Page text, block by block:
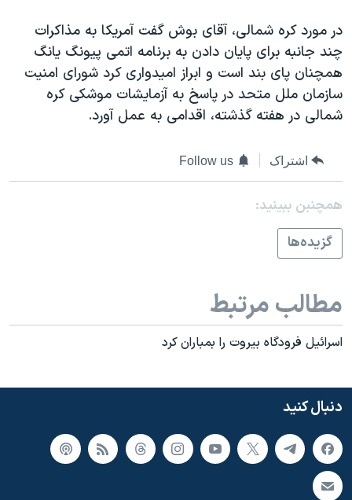
دادگاه حمید نوری
چهل سال گروگان‌گیری
قانون شفافیت دارائی کادر رهبری ایران
اعتراضات مردمی آبان ۹۸
نرگس محمدی برنده جایزه نوبل صلح
همایش محافظه‌کاران آمریکا «سی‌پک»
صفحه‌های ویژه
در مورد کره شمالی، آقای بوش گفت آمریکا به مذاکرات
چند جانبه برای پایان دادن به برنامه اتمی پیونگ یانگ
همچنان پای بند است و ابراز امیدواری کرد شورای امنیت
سازمان ملل متحد در پاسخ به آزمایشات موشکی کره
شمالی در هفته گذشته، اقدامی به عمل آورد.
اشتراک Follow us
همچنبن ببینید:
گزيده‌ها
مطالب مرتبط
اسرائيل فرودگاه بيروت را بمباران کرد
دنبال کنید